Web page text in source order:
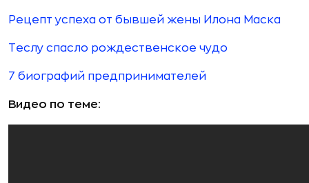
Рецепт успеха от бывшей жены Илона Маска
Теслу спасло рождественское чудо
7 биографий предпринимателей
Видео по теме: